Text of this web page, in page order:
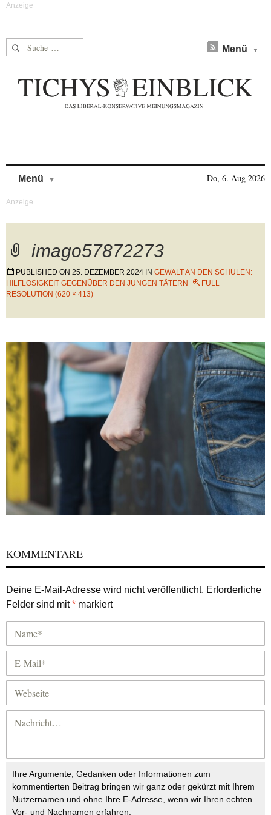
Suche nach: Menü
Menü Do, 6. Aug 2026
imago57872273
PUBLISHED ON 25. DEZEMBER 2024 IN GEWALT AN DEN SCHULEN:
HILFLOSIGKEIT GEGENÜBER DEN JUNGEN TÄTERN
FULL
RESOLUTION (620 × 413)
KOMMENTARE
Deine E-Mail-Adresse wird nicht veröffentlicht. Erforderliche
Felder sind mit* markiert
Ihre Argumente, Gedanken oder Informationen zum
kommentierten Beitrag bringen wir ganz oder gekürzt mit Ihrem
Nutzernamen und ohne Ihre E-Adresse, wenn wir Ihren echten
Vor- und Nachnamen erfahren.